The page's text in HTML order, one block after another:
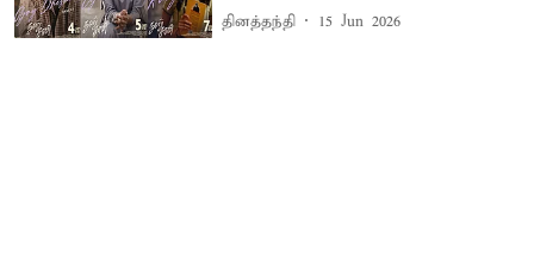
தினத்தந்தி 15 Jun 2026